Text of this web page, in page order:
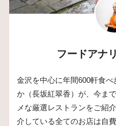
フードアナ
金沢を中心に年間600軒食
か（長坂紅翠香）が、今ま
メな厳選レストランをご紹
介している全てのお店は自